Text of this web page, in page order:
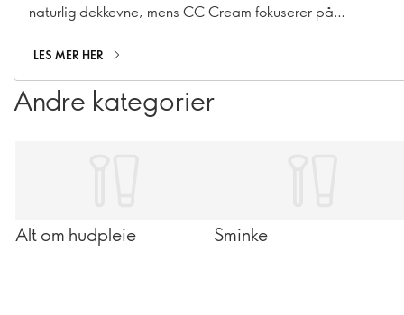
naturlig dekkevne, mens CC Cream fokuserer på
hudtonen. Disse multifunksjonelle favorittene har tatt over
makeup-hyllene de siste årene – men de er ikke helt like.
Når du forstår hvordan de fungerer, blir det enklere å
velge den som passer best til huden din og din daglige
LES MER HER
Andre kategorier
Alt om hudpleie Sminke